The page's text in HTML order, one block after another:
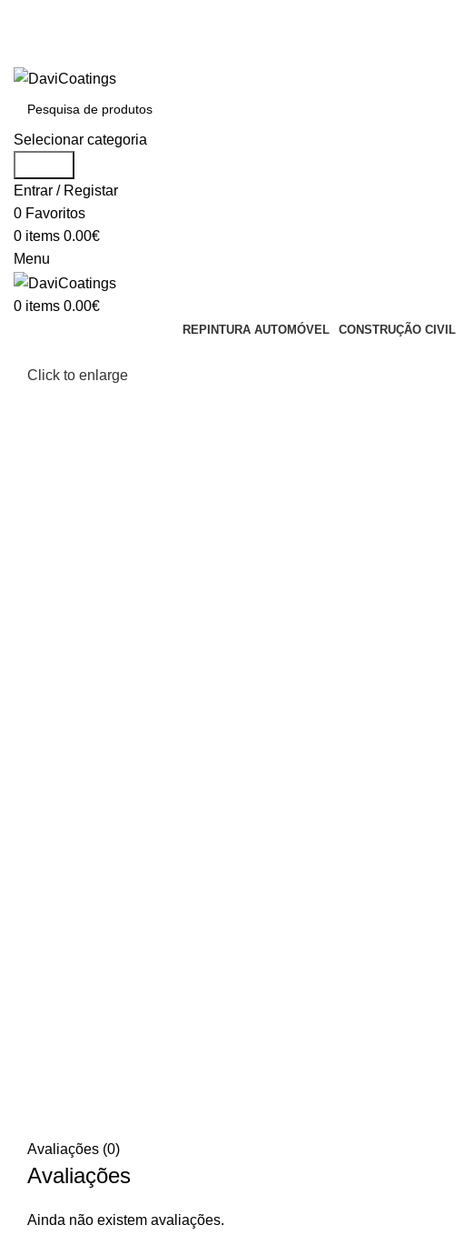
Selecionar categoria
Entrar / Registar
0 Favoritos
0 items 0.00€
Menu
0 items 0.00€
REPINTURA AUTOMÓVEL CONSTRUÇÃO CIVIL
Click to enlarge
Avaliações (0)
Avaliações
Ainda não existem avaliações.